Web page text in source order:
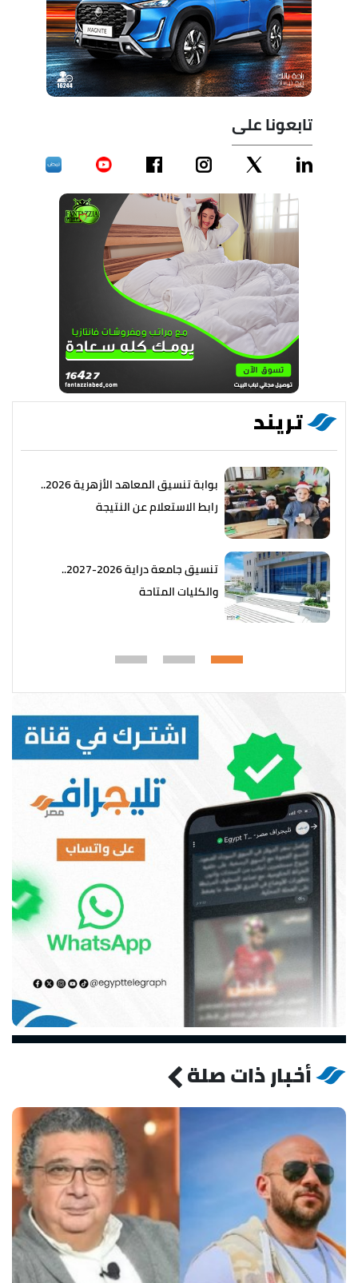
تابعونا على
تريند
بوابة تنسيق المعاهد الأزهرية 2026..
رابط الاستعلام عن النتيجة
تنسيق جامعة دراية 2026-2027..
والكليات المتاحة
أخبار ذات صلة